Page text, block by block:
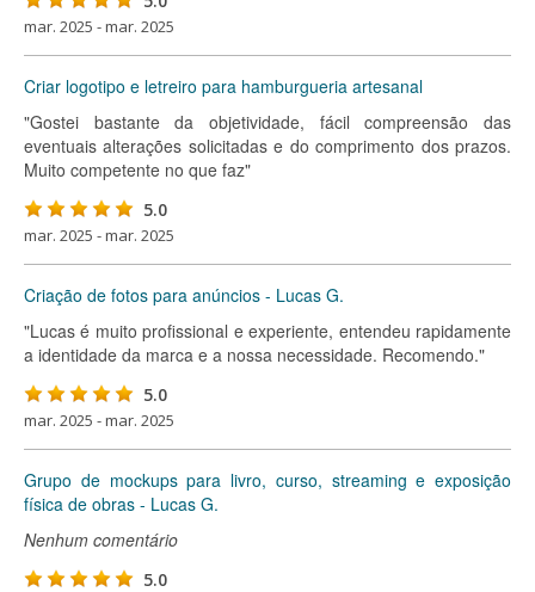
mar. 2025 - mar. 2025
Criar logotipo e letreiro para hamburgueria artesanal
"Gostei bastante da objetividade, fácil compreensão das
eventuais alterações solicitadas e do comprimento dos prazos.
Muito competente no que faz"
5.0
mar. 2025 - mar. 2025
Criação de fotos para anúncios - Lucas G.
"Lucas é muito profissional e experiente, entendeu rapidamente
a identidade da marca e a nossa necessidade. Recomendo."
5.0
mar. 2025 - mar. 2025
Grupo de mockups para livro, curso, streaming e exposição
física de obras - Lucas G.
Nenhum comentário
5.0